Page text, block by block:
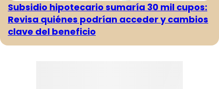
Subsidio hipotecario sumaría 30 mil cupos:
Revisa quiénes podrían acceder y cambios
clave del beneficio